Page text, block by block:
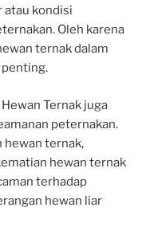
atau kondisi
Oleh karena
ternak dalam
penting.
Ternak juga
peternakan.
hewan ternak,
hewan ternak
terhadap
hewan liar